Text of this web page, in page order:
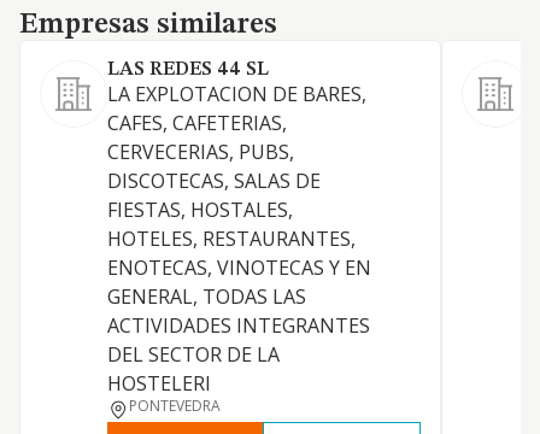
Empresas similares
Empresas similares
LAS REDES 44 SL
LA EXPLOTACION DE BARES,
CAFES, CAFETERIAS,
CERVECERIAS, PUBS,
DISCOTECAS, SALAS DE
FIESTAS, HOSTALES,
HOTELES, RESTAURANTES,
ENOTECAS, VINOTECAS Y EN
GENERAL, TODAS LAS
ACTIVIDADES INTEGRANTES
DEL SECTOR DE LA
HOSTELERI
PONTEVEDRA